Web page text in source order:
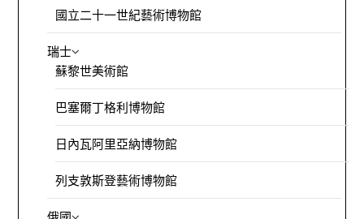
國立二十一世紀藝術博物館
瑞士
蘇黎世美術館
巴塞爾丁格利博物館
日內瓦阿里亞納博物館
列支敦斯登藝術博物館